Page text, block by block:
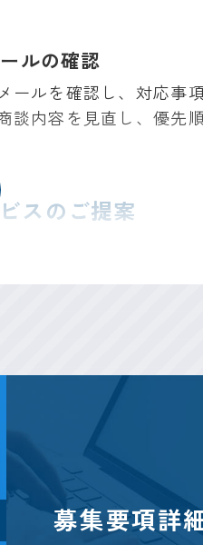
ルの確認
ールを確認し、対応事
談内容を見直し、優先
スのご提案
ながらリフレッシュ
、ゆっくり休憩をとっ
がら気持ちを切り替え
います。募集要項詳